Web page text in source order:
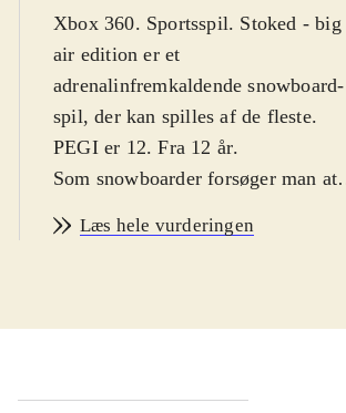
Xbox 360. Sportsspil. Stoked - big
air edition er et
adrenalinfremkaldende snowboard-
spil, der kan spilles af de fleste.
PEGI er 12. Fra 12 år.
Som snowboarder forsøger man at
skal erobres og tricks der skal læres.
mest basale tricks, der egenlig
lettere upræcist. Som man lærer og
Læs hele vurderingen